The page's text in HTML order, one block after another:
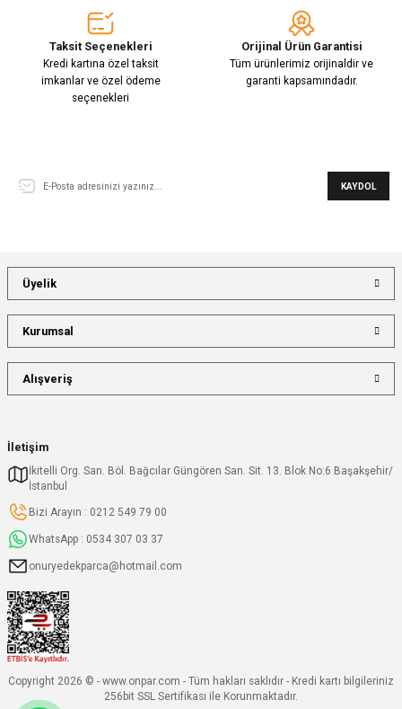
Taksit Seçenekleri
Kredi kartına özel taksit
imkanlar ve özel ödeme
seçenekleri
Orijinal Ürün Garantisi
Tüm ürünlerimiz orijinaldir ve
garanti kapsamındadır.
KAYDOL
İletişim
İkitelli Org. San. Böl. Bağcılar Güngören San. Sit. 13. Blok No:6 Başakşehir/
İstanbul
Bizi Arayın : 0212 549 79 00
WhatsApp : 0534 307 03 37
onuryedekparca@hotmail.com
Üyelik
Kurumsal
Alışveriş
Copyright 2026 © - www.onpar.com - Tüm hakları saklıdır - Kredi kartı bilgileriniz
256bit SSL Sertifikası ile Korunmaktadır.